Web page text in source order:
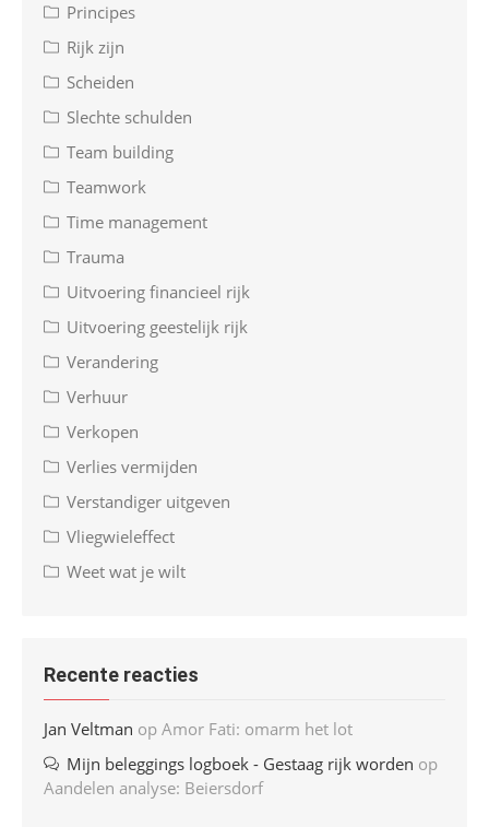
Principes
Rijk zijn
Scheiden
Slechte schulden
Team building
Teamwork
Time management
Trauma
Uitvoering financieel rijk
Uitvoering geestelijk rijk
Verandering
Verhuur
Verkopen
Verlies vermijden
Verstandiger uitgeven
Vliegwieleffect
Weet wat je wilt
Recente reacties
Jan Veltman op Amor Fati: omarm het lot
Mijn beleggings logboek - Gestaag rijk worden op
Aandelen analyse: Beiersdorf